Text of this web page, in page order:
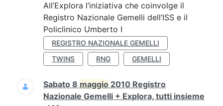
All’Explora l’iniziativa che coinvolge il
Registro Nazionale Gemelli dell’ISS e il
Policlinico Umberto I
REGISTRO NAZIONALE GEMELLI
TWINS
RNG GEMELLI
Sabato 8 maggio 2010 Registro
Nazionale Gemelli + Explora, tutti insieme